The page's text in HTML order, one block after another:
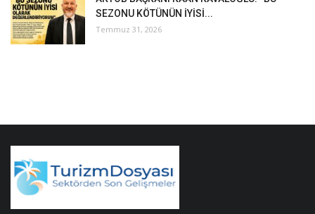
SEZONU KÖTÜNÜN İYİSİ...
Temmuz 31, 2026